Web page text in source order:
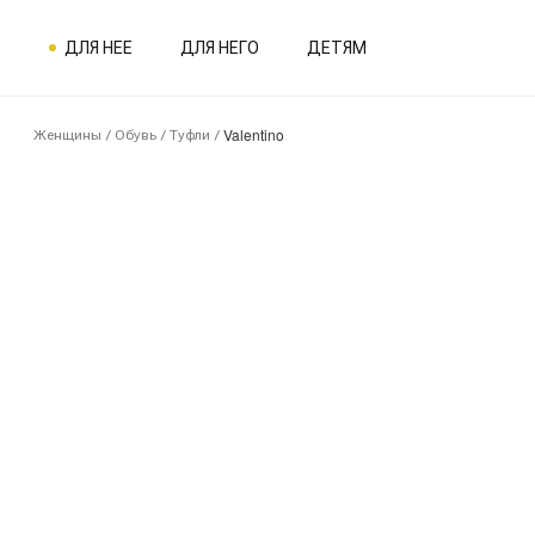
ДЛЯ НЕЕ ДЛЯ НЕГО ДЕТЯМ
Женщины / Обувь / Туфли / Valentino